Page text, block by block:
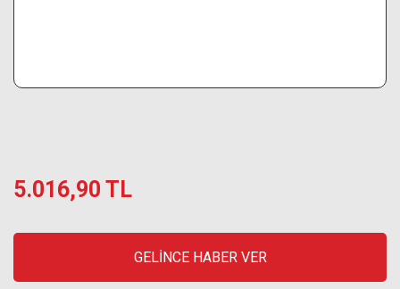
5.016,90 TL
GELİNCE HABER VER